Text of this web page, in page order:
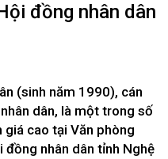
đồng nhân dân
(sinh năm 1990), cán
dân, là một trong số
giá cao tại Văn phòng
nhân dân tỉnh Nghệ